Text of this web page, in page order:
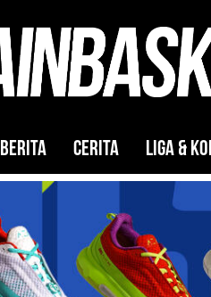
BERITA CERITA LIGA &